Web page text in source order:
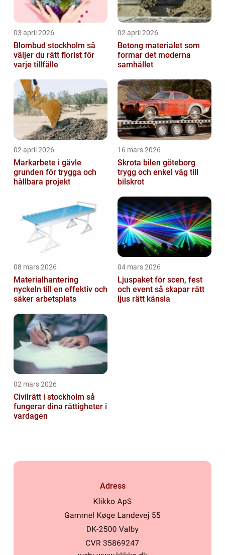
03 april 2026
Blombud stockholm så
väljer du rätt florist för
varje tillfälle
02 april 2026
Betong materialet som
formar det moderna
samhället
02 april 2026
Markarbete i gävle
grunden för trygga och
hållbara projekt
16 mars 2026
Skrota bilen göteborg
trygg och enkel väg till
bilskrot
08 mars 2026
Materialhantering
nyckeln till en effektiv och
säker arbetsplats
04 mars 2026
Ljuspaket för scen, fest
och event så skapar rätt
ljus rätt känsla
02 mars 2026
Civilrätt i stockholm så
fungerar dina rättigheter i
vardagen
Adress